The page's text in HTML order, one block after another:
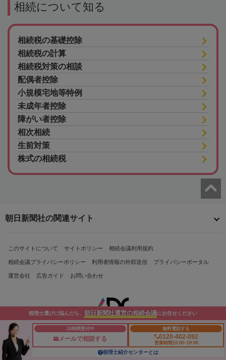
相続について知る
相続税の基礎控除
相続税の計算
相続税対策の相談
配偶者控除
小規模宅地等特例
未成年者控除
障がい者控除
相次相続
生前対策
株式の相続税
税理士選びに悩んだら、 朝日新聞社運営の相続会議にお任せください
24時間受付中
メールで相談する
無料電話する
0120-402-092
営業時間10:00~19:00
税理士紹介センターとは
朝日新聞社の関連サイト
このサイトについて サイトポリシー 相続会議利用規約
相続会議プライバシーポリシー 利用者情報の外部送信 プライバシーポータル
運営会社 広告ガイド お問い合わせ
Copyright© The Asahi Shimbun Company. All Rights Reserved.